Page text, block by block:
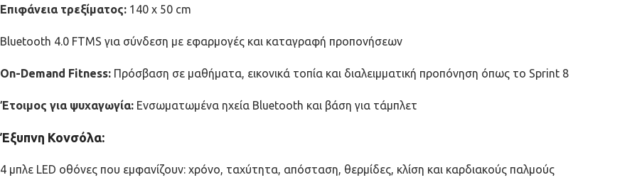
Επιφάνεια τρεξίματος: 140 x 50 cm
Bluetooth 4.0 FTMS για σύνδεση με εφαρμογές και καταγραφή προπονήσεων
On-Demand Fitness: Πρόσβαση σε μαθήματα, εικονικά τοπία και διαλειμματική προπόνηση όπως το Sprint 8
Έτοιμος για ψυχαγωγία: Ενσωματωμένα ηχεία Bluetooth και βάση για τάμπλετ
Έξυπνη Κονσόλα:
4 μπλε LED οθόνες που εμφανίζουν: χρόνο, ταχύτητα, απόσταση, θερμίδες, κλίση και καρδιακούς παλμούς